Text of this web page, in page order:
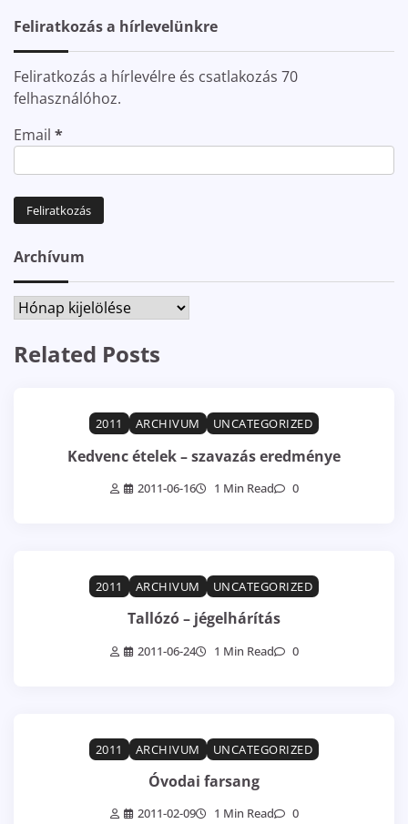
Feliratkozás a hírlevelünkre
Feliratkozás a hírlevélre és csatlakozás 70
felhasználóhoz.
Email *
Archívum
Archívum
Related Posts
2011 ARCHIVUM UNCATEGORIZED
Kedvenc ételek – szavazás eredménye
2011-06-16 1 Min Read 0
2011 ARCHIVUM UNCATEGORIZED
Tallózó – jégelhárítás
2011-06-24 1 Min Read 0
2011 ARCHIVUM UNCATEGORIZED
Óvodai farsang
2011-02-09 1 Min Read 0